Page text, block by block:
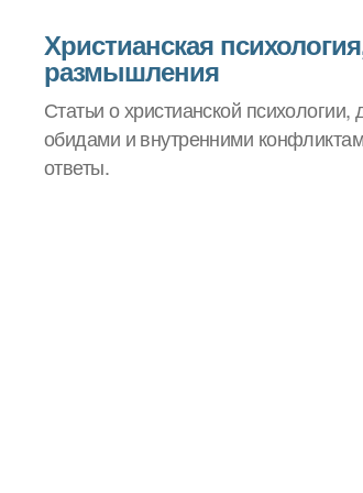
Христианская
размышления
Статьи о христианской
обидами и внутренними
ответы.